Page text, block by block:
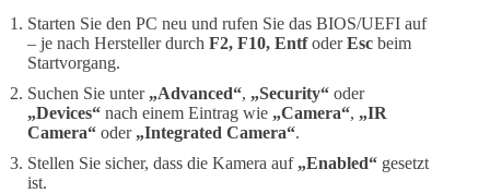
Starten Sie den PC neu und rufen Sie das BIOS/UEFI auf
– je nach Hersteller durch F2, F10, EntfoderEsc beim
Startvorgang.
Suchen Sie unter „Advanced“, „Security“ oder
„Devices“ nach einem Eintrag wie „Camera“, „IR
Camera“ oder „Integrated Camera“.
Stellen Sie sicher, dass die Kamera auf „Enabled“ gesetzt
ist.